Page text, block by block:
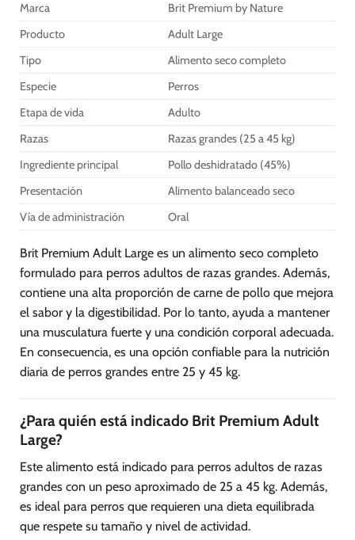
se
en
producto
Marca
Brit Premium by Nature
Producto
Adult Large
Tipo
Alimento seco completo
Especie
Perros
Etapa de vida
Adulto
Razas
Razas grandes (25 a 45 kg)
Ingrediente principal
Pollo deshidratado (45%)
Presentación
Alimento balanceado seco
Vía de administración
Oral
Brit Premium Adult Large es un alimento seco completo
formulado para perros adultos de razas grandes. Además,
contiene una alta proporción de carne de pollo que mejora
el sabor y la digestibilidad. Por lo tanto, ayuda a mantener
una musculatura fuerte y una condición corporal adecuada.
En consecuencia, es una opción confiable para la nutrición
diaria de perros grandes entre 25 y 45 kg.
¿Para quién está indicado Brit Premium Adult
Large?
Este alimento está indicado para perros adultos de razas
grandes con un peso aproximado de 25 a 45 kg. Además,
es ideal para perros que requieren una dieta equilibrada
que respete su tamaño y nivel de actividad.